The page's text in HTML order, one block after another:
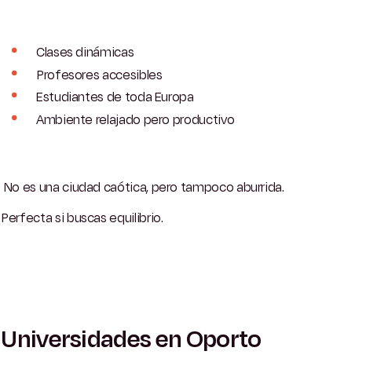
Clases dinámicas
Profesores accesibles
Estudiantes de toda Europa
Ambiente relajado pero productivo
No es una ciudad caótica, pero tampoco aburrida.
Perfecta si buscas equilibrio.
Universidades en Oporto